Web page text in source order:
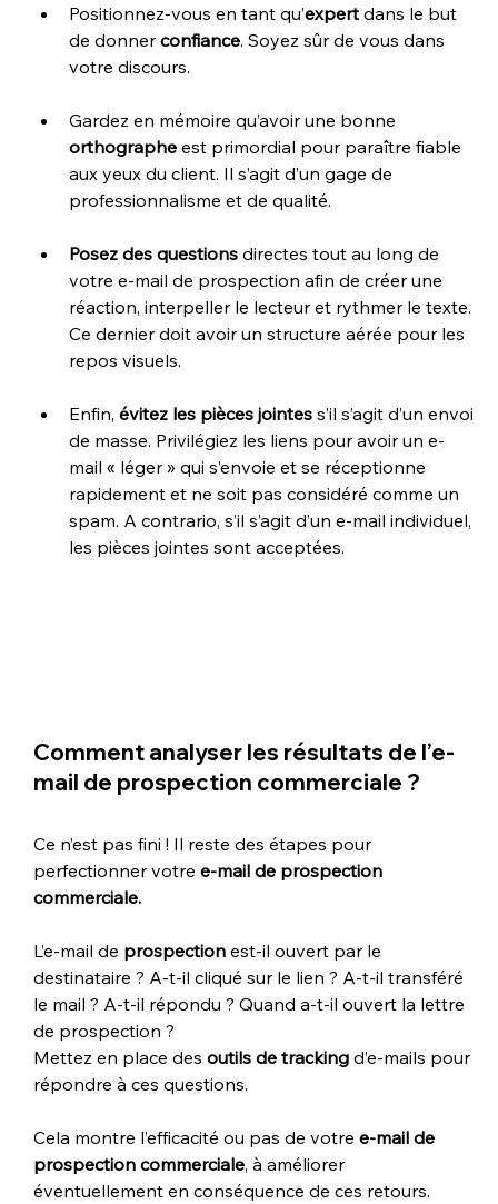
Positionnez-vous en tant qu’expert dans le but
de donner confiance. Soyez sûr de vous dans
votre discours.
Gardez en mémoire qu’avoir une bonne
orthographe est primordial pour paraître fiable
aux yeux du client. Il s’agit d’un gage de
professionnalisme et de qualité.
Posez des questions directes tout au long de
votre e-mail de prospection afin de créer une
réaction, interpeller le lecteur et rythmer le texte.
Ce dernier doit avoir un structure aérée pour les
repos visuels.
Enfin, évitez les pièces jointes s’il s’agit d’un envoi
de masse. Privilégiez les liens pour avoir un e-
mail « léger » qui s’envoie et se réceptionne
rapidement et ne soit pas considéré comme un
spam. A contrario, s’il s’agit d’un e-mail individuel,
les pièces jointes sont acceptées.
Comment analyser les résultats de l’e-
mail de prospection commerciale ?
Ce n’est pas fini ! Il reste des étapes pour
perfectionner votre e-mail de prospection
commerciale.
L’e-mail de prospection est-il ouvert par le
destinataire ? A-t-il cliqué sur le lien ? A-t-il transféré
le mail ? A-t-il répondu ? Quand a-t-il ouvert la lettre
de prospection ?
Mettez en place des outils de tracking d’e-mails pour
répondre à ces questions.
Cela montre l’efficacité ou pas de votre e-mail de
prospection commerciale, à améliorer
éventuellement en conséquence de ces retours.